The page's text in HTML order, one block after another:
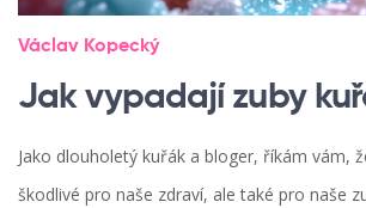
Václav Kopecký
Jak vypadají zuby
Jako dlouholetý kuřák a bloger, říkám vám,
škodlivé pro naše zdraví, ale také pro naše